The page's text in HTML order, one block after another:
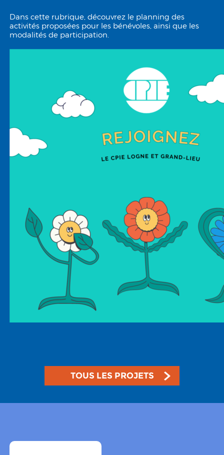
Dans cette rubrique, découvrez le planning des
activités proposées pour les bénévoles, ainsi que les
modalités de participation.
TOUS LES PROJETS